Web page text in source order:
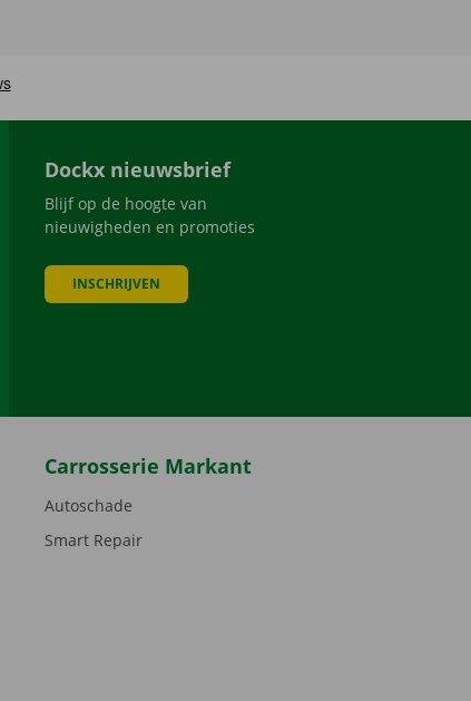
Dockx nieuwsbrief
Blijf op de hoogte van
nieuwigheden en promoties
INSCHRIJVEN
Carrosserie Markant
Autoschade
Smart Repair